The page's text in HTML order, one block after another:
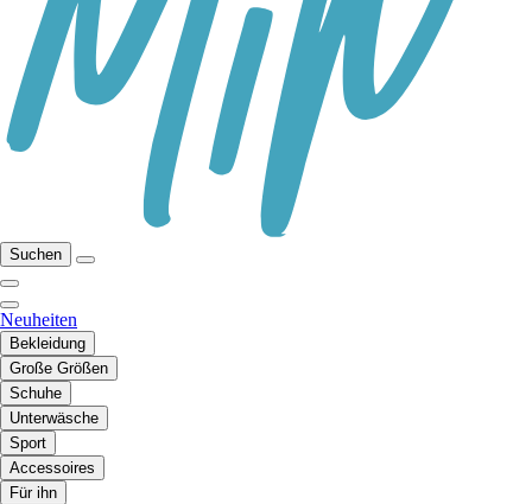
Suchen
Neuheiten
Bekleidung
Große Größen
Schuhe
Unterwäsche
Sport
Accessoires
Für ihn